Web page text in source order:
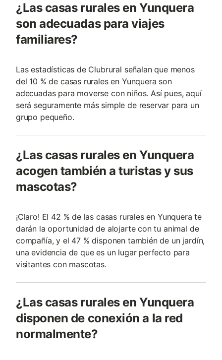
¿Las casas rurales en Yunquera
son adecuadas para viajes
familiares?
Las estadísticas de Clubrural señalan que menos
del 10 % de casas rurales en Yunquera son
adecuadas para moverse con niños. Así pues, aquí
será seguramente más simple de reservar para un
grupo pequeño.
¿Las casas rurales en Yunquera
acogen también a turistas y sus
mascotas?
¡Claro! El 42 % de las casas rurales en Yunquera te
darán la oportunidad de alojarte con tu animal de
compañía, y el 47 % disponen también de un jardín,
una evidencia de que es un lugar perfecto para
visitantes con mascotas.
¿Las casas rurales en Yunquera
disponen de conexión a la red
normalmente?